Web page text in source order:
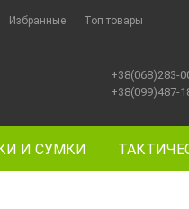
Избранные Топ товары
+38(068)283-
+38(099)487-
И СУМКИ